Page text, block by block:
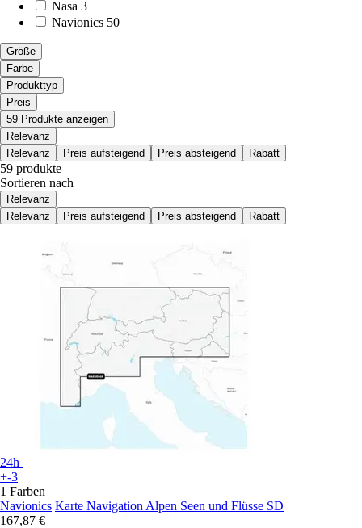
Nasa 3
Navionics 50
Größe
Farbe
Produkttyp
Preis
59 Produkte anzeigen
Relevanz
Relevanz
Preis aufsteigend Preis absteigend Rabatt
59 produkte
Sortieren nach
Relevanz
Relevanz
Preis aufsteigend Preis absteigend Rabatt
24h
+-3
1 Farben
Navionics Karte Navigation Alpen Seen und Flüsse SD
167,87 €